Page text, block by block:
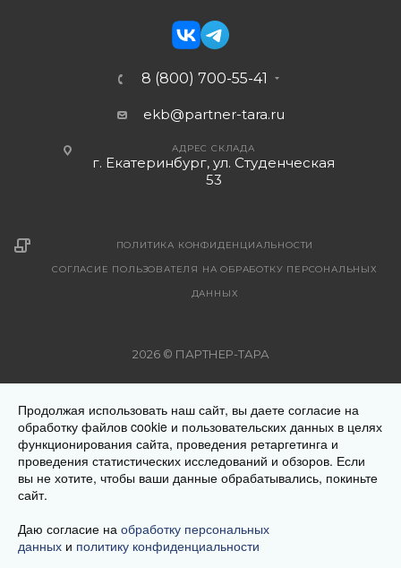
8 (800) 700-55-41
ekb@partner-tara.ru
АДРЕС СКЛАДА
г. Екатеринбург, ул. Студенческая
53
ПОЛИТИКА КОНФИДЕНЦИАЛЬНОСТИ
СОГЛАСИЕ ПОЛЬЗОВАТЕЛЯ НА ОБРАБОТКУ ПЕРСОНАЛЬНЫХ
ДАННЫХ
2026 © ПАРТНЕР-ТАРА
на страницах с описанием товара. Все предложения на
сайте не являются публичной офертой. Окончательную
стоимость товара Вам уточнит менеджер при оформлении
заказа. Цена на продукцию меняется в зависимости от
региона местонахождения Заказчика. Обращаем ваше
исключительно информационный характер и ни при каких
условиях не является публичной офертой, определяемой
Продолжая использовать наш сайт, вы даете согласие на
обработку файлов cookie и пользовательских данных в целях
функционирования сайта, проведения ретаргетинга и
проведения статистических исследований и обзоров. Если
вы не хотите, чтобы ваши данные обрабатывались, покиньте
сайт.
Даю согласие на обработку персональных
данных и политику конфиденциальности